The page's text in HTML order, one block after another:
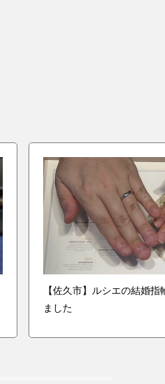
【佐久市】ルシエの結婚
ました